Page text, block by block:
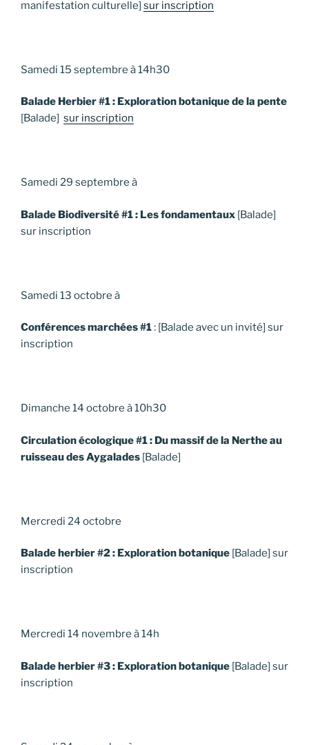
manifestation culturelle] sur inscription
Samedi 15 septembre à 14h30
Balade Herbier #1 : Exploration botanique de la pente
[Balade] sur inscription
Samedi 29 septembre à
Balade Biodiversité #1 : Les fondamentaux [Balade]
sur inscription
Samedi 13 octobre à
Conférences marchées #1: [Balade avec un invité] sur
inscription
Dimanche 14 octobre à 10h30
Circulation écologique #1 : Du massif de la Nerthe au
ruisseau des Aygalades [Balade]
Mercredi 24 octobre
Balade herbier #2 : Exploration botanique [Balade] sur
inscription
Mercredi 14 novembre à 14h
Balade herbier #3 : Exploration botanique [Balade] sur
inscription